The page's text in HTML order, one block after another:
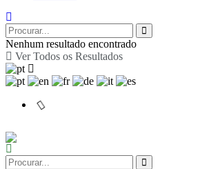
Nenhum resultado encontrado
Ver Todos os Resultados